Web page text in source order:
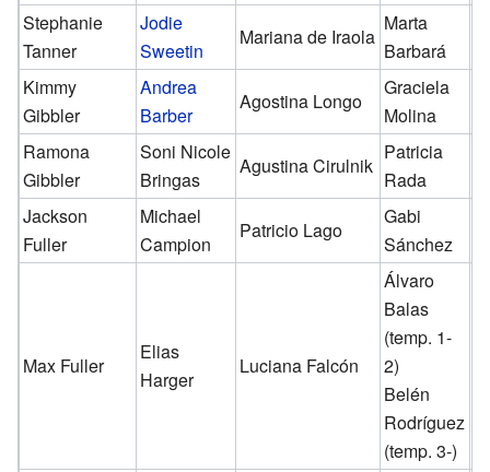
Stephanie
Tanner
Jodie
Sweetin
Mariana de Iraola
Marta
Barbará
Kimmy
Gibbler
Andrea
Barber
Agostina Longo
Graciela
Molina
Ramona
Gibbler
Soni Nicole
Bringas
Agustina Cirulnik
Patricia
Rada
Jackson
Fuller
Michael
Campion
Patricio Lago
Gabi
Sánchez
Max Fuller
Elias
Harger
Luciana Falcón
Álvaro
Balas
(temp. 1-
2)
Belén
Rodríguez
(temp. 3-)